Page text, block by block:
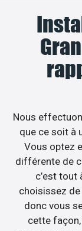
Nous
que ce soit à
Vous optez
différente de
c’est tout
choisissez
donc vous
cette